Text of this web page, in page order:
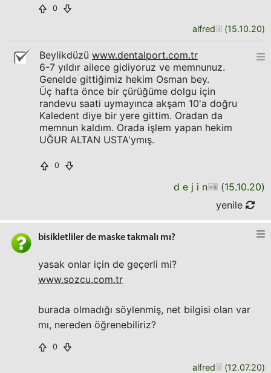
0
alfred (15.10.20)
Beylikdüzü www.dentalport.com.tr
6-7 yıldır ailece gidiyoruz ve memnunuz.
Genelde gittiğimiz hekim Osman bey.
Üç hafta önce bir çürüğüme dolgu için
randevu saati uymayınca akşam 10'a doğru
Kaledent diye bir yere gittim. Oradan da
memnun kaldım. Orada işlem yapan hekim
UĞUR ALTAN USTA'ymış.
0
d e j i n (15.10.20)
yenile
bisikletliler de maske takmalı mı?
yasak onlar için de geçerli mi?
www.sozcu.com.tr
burada olmadığı söylenmiş, net bilgisi olan var
mı, nereden öğrenebiliriz?
0
alfred (12.07.20)